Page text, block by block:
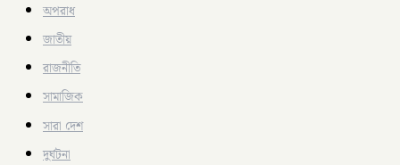
অপরাধ
জাতীয়
রাজনীতি
সামাজিক
সারা দেশ
দুর্ঘটনা